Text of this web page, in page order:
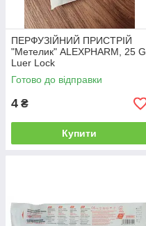
ПЕРФУЗІЙНИЙ ПРИСТРІЙ
"Метелик" ALEXPHARM, 25 G
Luer Lock
Готово до відправки
4 ₴
Купити